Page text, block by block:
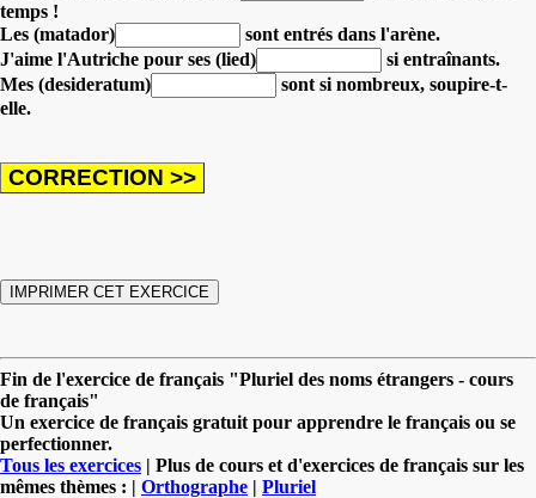
temps !
Les (matador)
sont entrés dans l'arène.
J'aime l'Autriche pour ses (lied)
si entraînants.
Mes (desideratum)
sont si nombreux, soupire-t-
elle.
Fin de l'exercice de français "Pluriel des noms étrangers - cours
de français"
Un exercice de français gratuit pour apprendre le français ou se
perfectionner.
Tous les exercices | Plus de cours et d'exercices de français sur les
mêmes thèmes : | Orthographe | Pluriel